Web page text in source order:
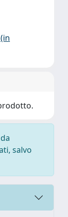
salvo